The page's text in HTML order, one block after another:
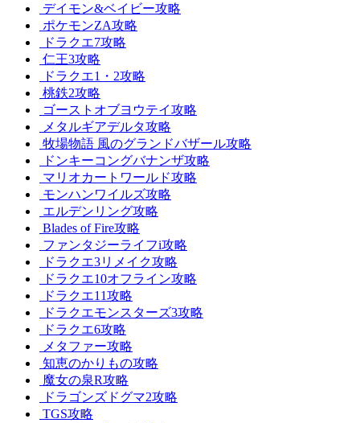
デイモン&ベイビー攻略
ポケモンZA攻略
ドラクエ7攻略
仁王3攻略
ドラクエ1・2攻略
桃鉄2攻略
ゴーストオブヨウテイ攻略
メタルギアデルタ攻略
牧場物語 風のグランドバザール攻略
ドンキーコングバナンザ攻略
マリオカートワールド攻略
モンハンワイルズ攻略
エルデンリング攻略
Blades of Fire攻略
ファンタジーライフi攻略
ドラクエ3リメイク攻略
ドラクエ10オフライン攻略
ドラクエ11攻略
ドラクエモンスターズ3攻略
ドラクエ6攻略
メタファー攻略
知恵のかりもの攻略
魔女の泉R攻略
ドラゴンズドグマ2攻略
TGS攻略